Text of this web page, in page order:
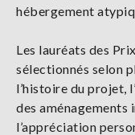
hébergement
Les lauréats des
sélectionnés selon
l’histoire du projet,
des
l’appréciation